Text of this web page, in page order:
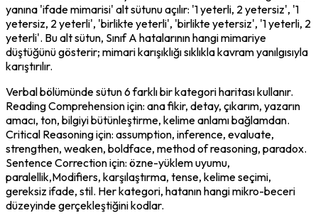
yanına 'ifade mimarisi' alt sütunu açılır: '1 yeterli, 2 yetersiz', '1
yetersiz, 2 yeterli', 'birlikte yeterli', 'birlikte yetersiz', '1 yeterli, 2
yeterli'. Bu alt sütun, Sınıf A hatalarının hangi mimariye
düştüğünü gösterir; mimari karışıklığı sıklıkla kavram yanılgısıyla
karıştırılır.
Verbal bölümünde sütun 6 farklı bir kategori haritası kullanır.
Reading Comprehension için: ana fikir, detay, çıkarım, yazarın
amacı, ton, bilgiyi bütünleştirme, kelime anlamı bağlamdan.
Critical Reasoning için: assumption, inference, evaluate,
strengthen, weaken, boldface, method of reasoning, paradox.
Sentence Correction için: özne-yüklem uyumu,
paralellik,Modifiers, karşılaştırma, tense, kelime seçimi,
gereksiz ifade, stil. Her kategori, hatanın hangi mikro-beceri
düzeyinde gerçekleştiğini kodlar.